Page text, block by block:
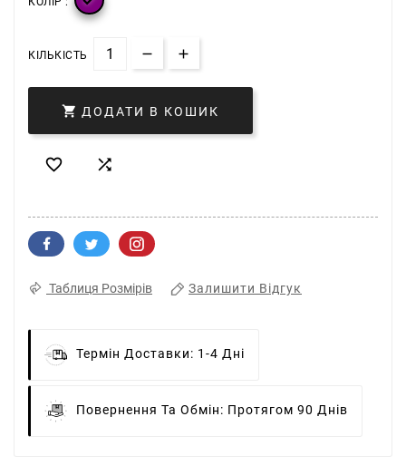
КІЛЬКІСТЬ
 ДОДАТИ В КОШИК
 
Таблиця Розмірів Залишити Відгук
Термін Доставки: 1-4 Дні
Повернення Та Обмін: Протягом 90 Днів